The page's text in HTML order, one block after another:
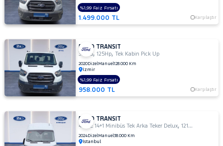
M
330
S
KAMYONET
330S
KAMYONET
350
E
350
ED
350
ED
VAN
1.499.000 TL Karşılaştır
%1,99 Faiz Fırsatı
FORD TRANSIT
330 S,125Hp,Tek Kabin Pick Up
2020DizelManuel128.000 Km
İzmir
958.000 TL Karşılaştır
%1,99 Faiz Fırsatı
FORD TRANSIT
440 E 14+1 Minibüs Tek Arka Teker Delux,121Hp
2024DizelManuel38.000 Km
İstanbul